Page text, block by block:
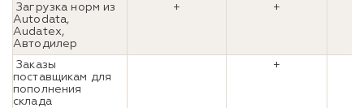
Загрузка норм из
Autodata,
Audatex,
Автодилер
+ +
Заказы
поставщикам для
пополнения
склада
+